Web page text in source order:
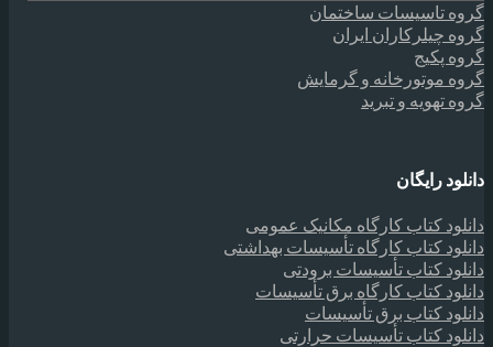
گروه تاسیسات ساختمان
گروه چیلرکاران ایران
گروه پکیج
گروه موتورخانه و گرمایش
گروه تهویه و تبرید
دانلود رایگان
دانلود کتاب کارگاه مکانیک عمومی
دانلود کتاب کارگاه تأسیسات بهداشتی
دانلود کتاب تأسیسات برودتی
دانلود کتاب کارگاه برق تأسیسات
دانلود کتاب برق تأسیسات
دانلود کتاب تأسیسات حرارتی